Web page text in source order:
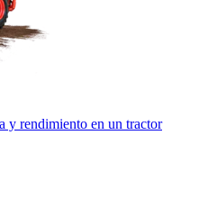
y rendimiento en un tractor